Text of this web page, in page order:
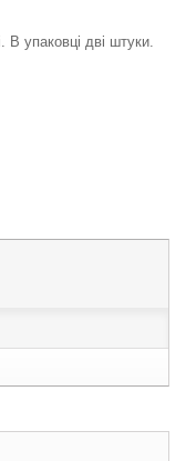
упаковці дві штуки.